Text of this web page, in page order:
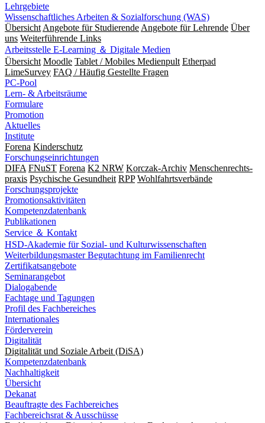
Lehrgebiete
Wissenschaftliches Arbeiten & Sozialforschung (WAS)
Übersicht Angebote für Studierende Angebote für Lehrende Über
uns Weiterführende Links
Arbeitsstelle E-Learning ＆ Digitale Medien
Übersicht Moodle Tablet / Mobiles Medienpult Etherpad
LimeSurvey FAQ / Häufig Gestellte Fragen
PC-Pool
Lern- & Arbeitsräume
Formulare
Promotion
Aktuelles
Institute
Forena Kinderschutz
Forschungseinrichtungen
DIFA FNuST Forena K2 NRW Korczak-Archiv Men­schen­rechts­
praxis Psy­chische Gesund­heit RPP Wohlfahrts­verbände
Forschungsprojekte
Promotionsaktivitäten
Kompetenzdatenbank
Publikationen
Service ＆ Kontakt
HSD-Akademie für Sozial- und Kulturwissenschaften
Weiterbildungsmaster Begutachtung im Familienrecht
Zertifikatsangebote
Seminarangebot
Dialogabende
Fachtage und Tagungen
Profil des Fachbereiches
Internationales
Förderverein
Digitalität
Digitalität und Soziale Arbeit (DiSA)
Kompetenzdatenbank
Nachhaltigkeit
Übersicht
Dekanat
Beauftragte des Fachbereiches
Fachbereichsrat & Ausschüsse